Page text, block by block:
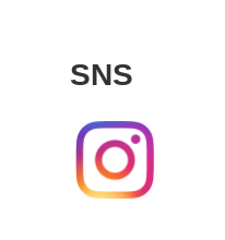
SNS